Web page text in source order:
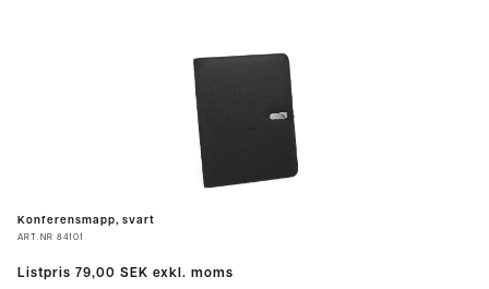
Konferensmapp, svart
ART.NR 84101
Listpris 79,00 SEK exkl. moms